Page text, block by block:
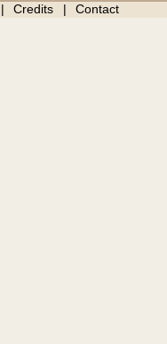
Credits Contact